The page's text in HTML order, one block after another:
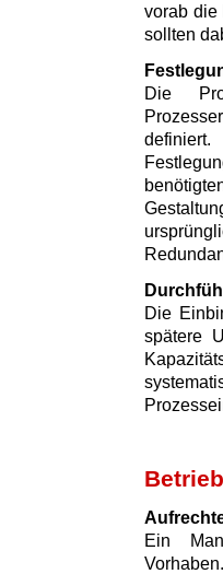
vorab die
sollten
Die
definiert.
Die
spätere
Ein